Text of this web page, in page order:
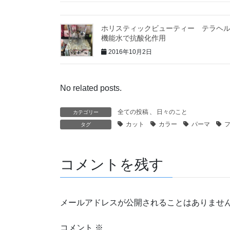
ホリスティックビューティー テラヘ
機能水で抗酸化作用
2016年10月2日
No related posts.
カテゴリー 全ての投稿 、 日々のこと
タグ カット カラー パーマ
コメントを残す
メールアドレスが公開されることはありませ
コメント ※